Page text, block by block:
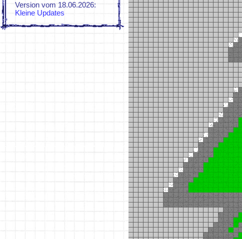
Version vom 18.06.2026:
Kleine Updates